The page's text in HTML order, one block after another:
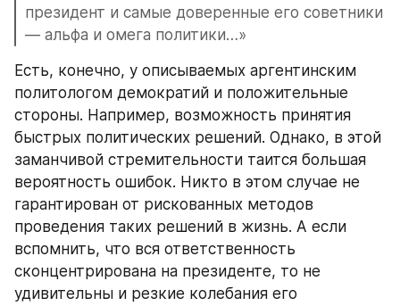
президент и самые доверенные его советники
— альфа и омега политики…»
Есть, конечно, у описываемых аргентинским
политологом демократий и положительные
стороны. Например, возможность принятия
быстрых политических решений. Однако, в этой
заманчивой стремительности таится большая
вероятность ошибок. Никто в этом случае не
гарантирован от рискованных методов
проведения таких решений в жизнь. А если
вспомнить, что вся ответственность
сконцентрирована на президенте, то не
удивительны и резкие колебания его